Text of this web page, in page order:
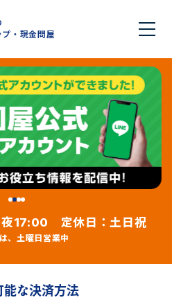
・現金問屋
17:00 定休日：土日祝
、土曜日営業中
能な決済方法